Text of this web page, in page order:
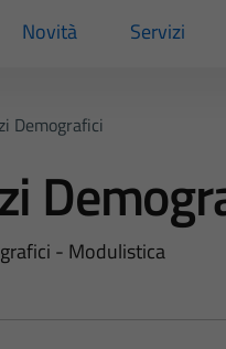
Novità Servizi
Demografici
- Modulistica